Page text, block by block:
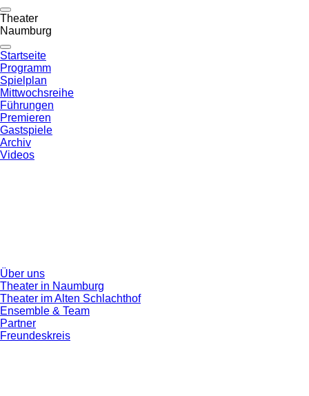
Theater
Naumburg
Startseite
Programm
Spielplan
Mittwochsreihe
Führungen
Premieren
Gastspiele
Archiv
Videos
Über uns
Theater in Naumburg
Theater im Alten Schlachthof
Ensemble & Team
Partner
Freundeskreis